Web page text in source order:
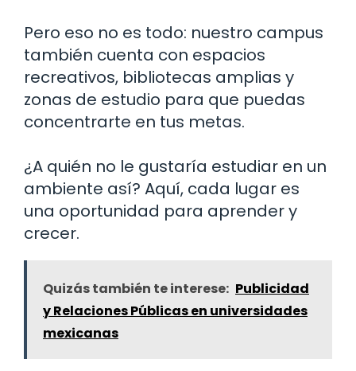
Pero eso no es todo: nuestro campus
también cuenta con espacios
recreativos, bibliotecas amplias y
zonas de estudio para que puedas
concentrarte en tus metas.
¿A quién no le gustaría estudiar en un
ambiente así? Aquí, cada lugar es
una oportunidad para aprender y
crecer.
Quizás también te interese: Publicidad
y Relaciones Públicas en universidades
mexicanas